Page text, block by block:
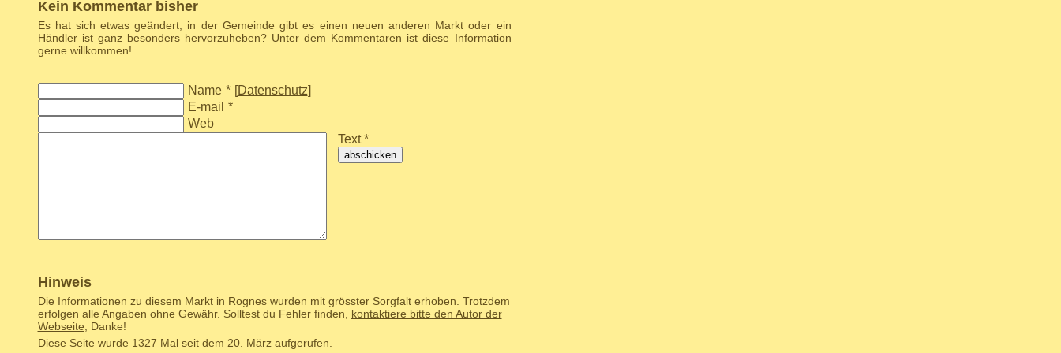
Kein Kommentar bisher
Es hat sich etwas geändert, in der Gemeinde gibt es einen neuen anderen Markt oder ein
Händler ist ganz besonders hervorzuheben? Unter dem Kommentaren ist diese Information
gerne willkommen!
Name * [Datenschutz]
E-mail *
Web
Text *
abschicken
Hinweis
Die Informationen zu diesem Markt in Rognes wurden mit grösster Sorgfalt erhoben. Trotzdem
erfolgen alle Angaben ohne Gewähr. Solltest du Fehler finden, kontaktiere bitte den Autor der
Webseite , Danke!
Diese Seite wurde 1327 Mal seit dem 20. März aufgerufen.